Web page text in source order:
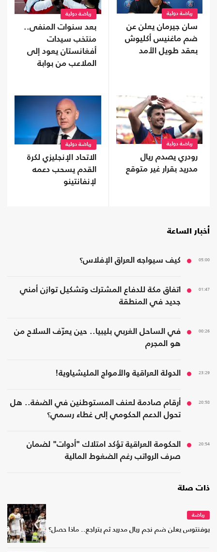
رياضة دولية
سان جيرمان يعلن عن
ضم ماغنيس أكليوش
بعقد طويل الأمد
رياضة دولية
بعد سنوات المنفى..
منتخب سيدات
أفغانستان يعود إلى
الملاعب من بوابة
رياضة دولية
رودري يصدم ريال
مدريد بقرار غير متوقع
رياضة دولية
الاتحاد الإنجليزي لكرة
القدم يسحب دعمه
لإنفانتينو
أخبار الساعة
05:00 كيف سيواجه العراق الإفلاس؟
01:47
اتفاق مكة للدفاع المشترك وتشكيل توازن أمني
جديد في المنطقة
00:26
في الساحل الغربي بليبيا.. حين يعرّف السلاح من
هو المجرم
23:29 الدولة العراقية والأمواج المليشياوية!
20:58
أرقام صادمة لعنف المستوطنين في الضفة.. هل
تحول الدعم الحكومي إلى غطاء رسمي؟
20:54
الحكومة العراقية تؤكد امتلاك "أدوات" لضمان
صرف الرواتب رغم الضغوط المالية
ذات صلة
رياضة
يوفنتوس يعلن ضم نجم ريال مدريد ثم يتراجع.. ماذا حصل؟